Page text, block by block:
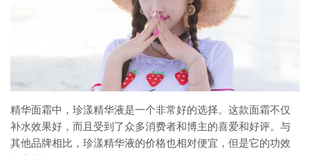
精华面霜中，珍漾精华液是一个非常好的选择。这款面霜不仅
补水效果好，而且受到了众多消费者和博主的喜爱和好评。与
其他品牌相比，珍漾精华液的价格也相对便宜，但是它的功效